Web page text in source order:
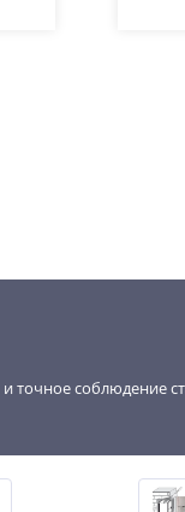
точное соблюдение